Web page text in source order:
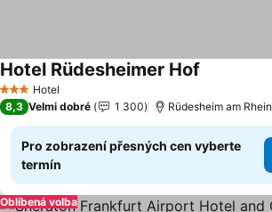
3 Počet hvězdiček
Hotel
Hotel Rüdesheimer Hof
8,3 Velmi dobré 1 300 Rüdesheim am Rhein
Pro zobrazení přesných cen vyberte
termín
Oblíbená volba